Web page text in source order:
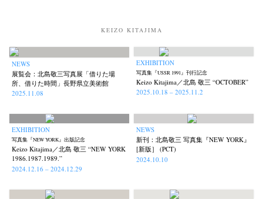
News Exhibition Members Workshop Documents Contact About Shop
Akifumi Tanaka (7)
KEIZO KITAJIMA
NEWS
展覧会：北島敬三写真展「借りた場
所、借りた時間」長野県立美術館
2025.11.08
EXHIBITION
写真集『USSR 1991』刊行記念
Keizo Kitajima／北島 敬三 “OCTOBER”
2025.10.18 – 2025.11.2
EXHIBITION
写真集『NEW YORK』出版記念
Keizo Kitajima／北島 敬三 “NEW YORK
1986.1987.1989.”
2024.12.16 – 2024.12.29
NEWS
新刊：北島敬三 写真集『NEW YORK』
[新版］ (PCT)
2024.10.10